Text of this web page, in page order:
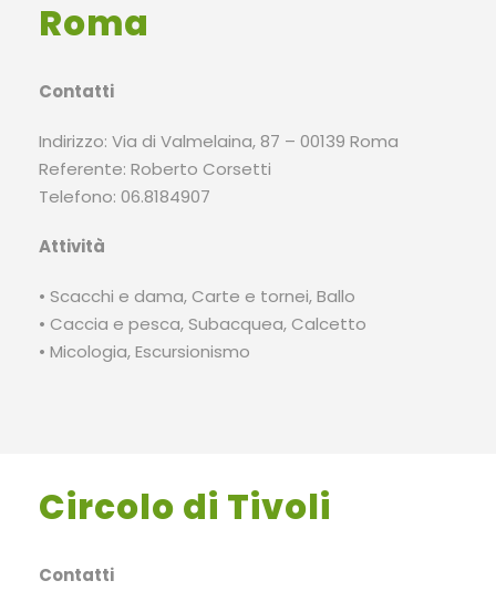
Roma
Contatti
Indirizzo: Via di Valmelaina, 87 – 00139 Roma
Referente: Roberto Corsetti
Telefono: 06.8184907
Attività
• Scacchi e dama, Carte e tornei, Ballo
• Caccia e pesca, Subacquea, Calcetto
• Micologia, Escursionismo
Circolo di Tivoli
Contatti